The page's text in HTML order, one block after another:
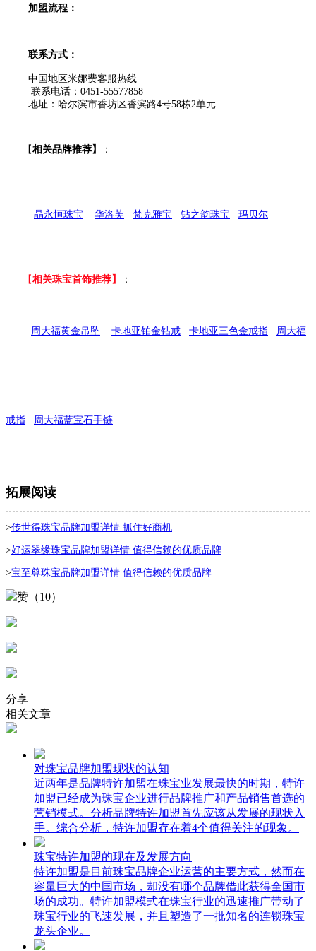
加盟流程：
联系方式：
中国地区米娜费客服热线
联系电话：0451-55577858
地址：哈尔滨市香坊区香滨路4号58栋2单元
【相关品牌推荐】 ：
晶永恒珠宝 华洛芙 梵克雅宝 钻之韵珠宝 玛贝尔
【相关珠宝首饰推荐】 ：
周大福黄金吊坠 卡地亚铂金钻戒 卡地亚三色金戒指 周大福
戒指 周大福蓝宝石手链
拓展阅读
>传世得珠宝品牌加盟详情 抓住好商机
>好运翠缘珠宝品牌加盟详情 值得信赖的优质品牌
>宝至尊珠宝品牌加盟详情 值得信赖的优质品牌
赞（10）
分享
相关文章
对珠宝品牌加盟现状的认知
近两年是品牌特许加盟在珠宝业发展最快的时期，特许
加盟已经成为珠宝企业进行品牌推广和产品销售首选的
营销模式。分析品牌特许加盟首先应该从发展的现状入
手。综合分析，特许加盟存在着4个值得关注的现象。
珠宝特许加盟的现在及发展方向
特许加盟是目前珠宝品牌企业运营的主要方式，然而在
容量巨大的中国市场，却没有哪个品牌借此获得全国市
场的成功。特许加盟模式在珠宝行业的迅速推广带动了
珠宝行业的飞速发展，并且塑造了一批知名的连锁珠宝
龙头企业。